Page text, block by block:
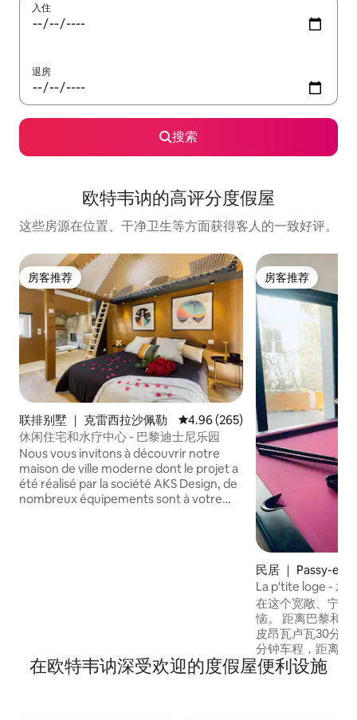
入住
退房
搜索
欧特韦讷的高评分度假屋
这些房源在位置、干净卫生等方面获得客人的一致好评。
房客推荐
房客推荐
联排别墅 ｜ 克雷西拉沙佩勒 平均评分 4.96 分（满分 5 分），
4.96 (265)
休闲住宅和水疗中心 - 巴黎迪士尼乐园
Nous vous invitons à découvrir notre
maison de ville moderne dont le projet a
été réalisé par la société AKS Design, de
nombreux équipements sont à votre
房客推荐
房客推荐
民居 ｜ Passy-en-
La p'tite loge - 水
在这个宽敞、宁静
恼。 距离巴黎和
皮昂瓦卢瓦30分
分钟车程，距离维
La p'tite loge为您
球和飞镖游戏的放松时刻。
在欧特韦讷深受欢迎的度假屋便利设施